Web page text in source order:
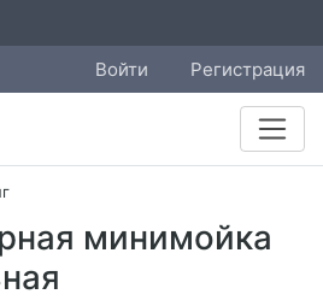
Войти Регистрация
минимойка